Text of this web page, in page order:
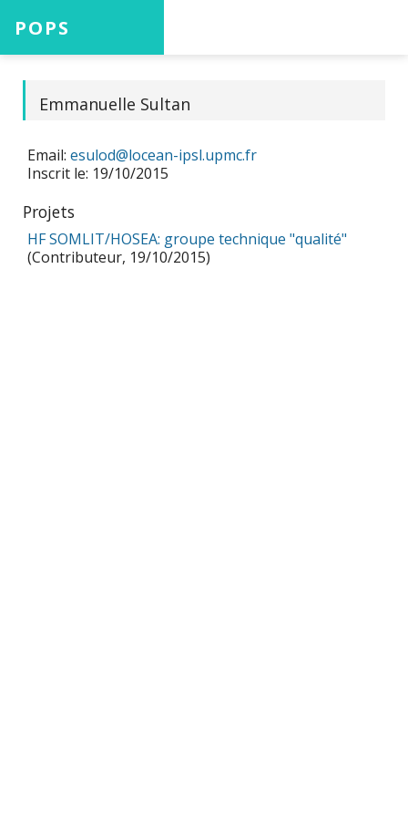
POPS
Projets
Aide
Emmanuelle Sultan
Email: esulod@locean-ipsl.upmc.fr
Inscrit le: 19/10/2015
Projets
HF SOMLIT/HOSEA: groupe technique "qualité"
(Contributeur, 19/10/2015)